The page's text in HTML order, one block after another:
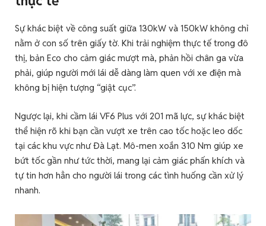
Sự khác biệt về công suất giữa 130kW và 150kW không chỉ
nằm ở con số trên giấy tờ. Khi trải nghiệm thực tế trong đô
thị, bản Eco cho cảm giác mượt mà, phản hồi chân ga vừa
phải, giúp người mới lái dễ dàng làm quen với xe điện mà
không bị hiện tượng “giật cục”.
Ngược lại, khi cầm lái VF6 Plus với 201 mã lực, sự khác biệt
thể hiện rõ khi bạn cần vượt xe trên cao tốc hoặc leo dốc
tại các khu vực như Đà Lạt. Mô-men xoắn 310 Nm giúp xe
bứt tốc gần như tức thời, mang lại cảm giác phấn khích và
tự tin hơn hẳn cho người lái trong các tình huống cần xử lý
nhanh.